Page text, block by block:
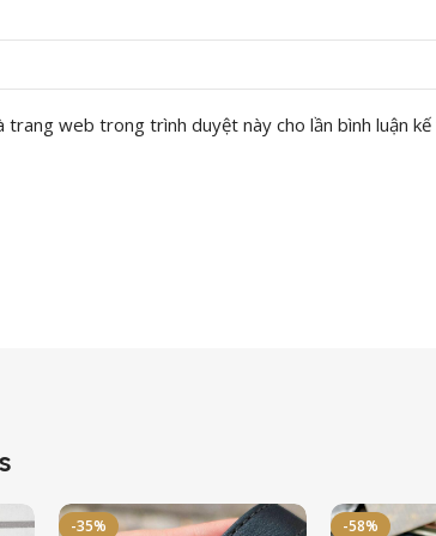
trang web trong trình duyệt này cho lần bình luận
-35% -58%